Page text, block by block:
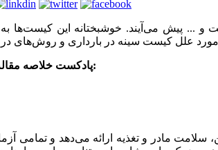
و ... پیش می‌آیند. خوشبختانه این کیست‌ها
پادکست خلاصه مقاله کیست سینه در بارداری:
سلامت مادر و تغذیه ارائه می‌دهد و تمامی